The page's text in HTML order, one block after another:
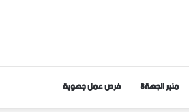
منبر الجهة8 فرص عمل جهوية